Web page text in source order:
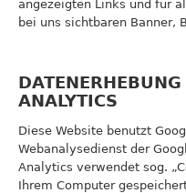
angezeigten Links und für
bei uns sichtbaren Banner,
ANALYTICS
Diese Website benutzt
Webanalysedienst der
Analytics verwendet sog.
Ihrem Computer